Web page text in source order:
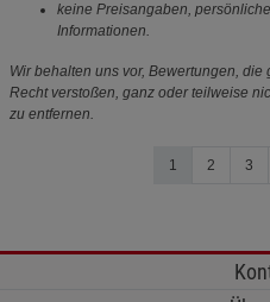
keine Preisangaben,
Informationen.
Wir behalten uns vor, Bewertungen,
Recht verstoßen, ganz oder teilweise
zu entfernen.
1 2 3